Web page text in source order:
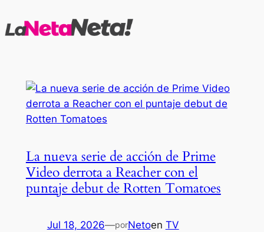
al
La nueva serie de acción de Prime
Video derrota a Reacher con el
puntaje debut de Rotten Tomatoes
Jul 18, 2026—porNetoen TV